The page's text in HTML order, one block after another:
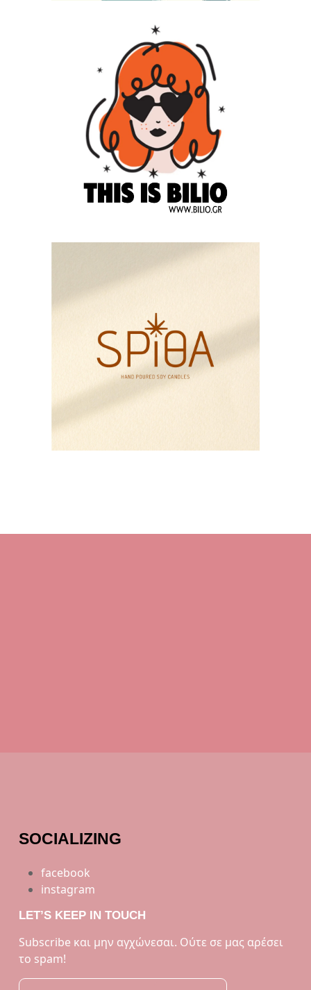
SOCIALIZING
facebook
instagram
LET’S KEEP IN TOUCH
Subscribe και μην αγχώνεσαι. Ούτε σε μας αρέσει
το spam!